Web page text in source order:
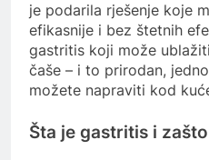
je podarila rješenje koje
efikasnije i bez štetnih
gastritis koji može
čaše – i to prirodan,
možete napraviti kod
Šta je gastritis i